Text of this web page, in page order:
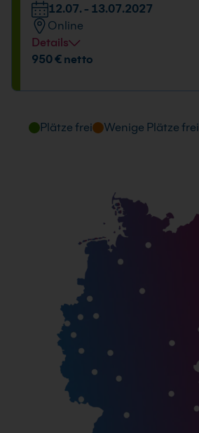
12.07. - 13.07.2027
Online
Details
Datum und Uhrzeit
950 € netto
Plätze frei Wenige Plätze frei